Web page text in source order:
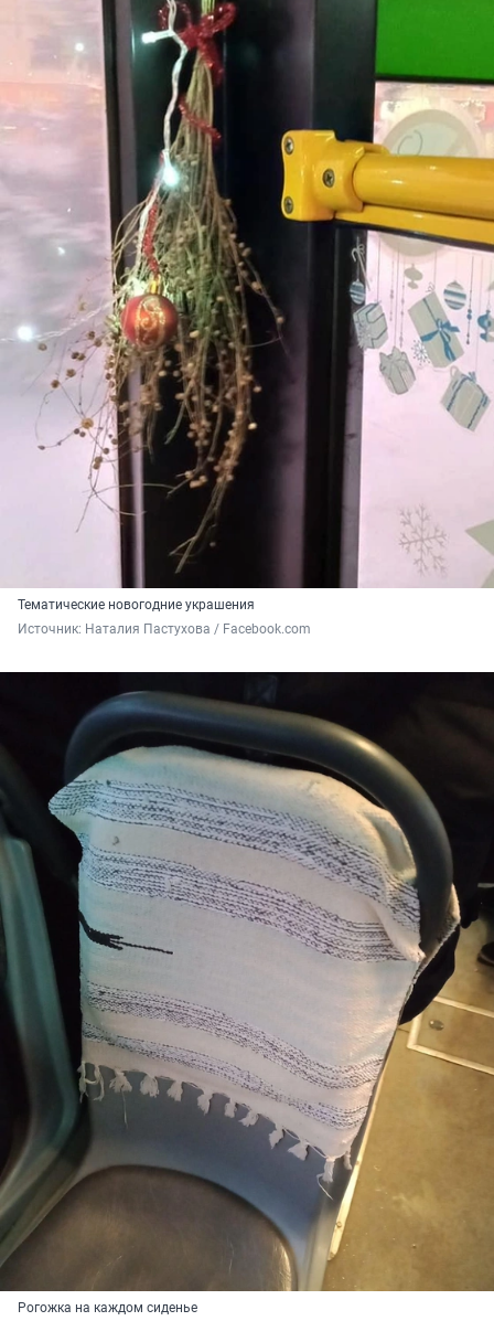
Тематические новогодние украшения
Источник: Наталия Пастухова / Facebook.com
Рогожка на каждом сиденье